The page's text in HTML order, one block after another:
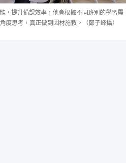
，提升備課效率，他會根據不同班別的學習需
度思考，真正做到因材施教。（鄭子峰攝）